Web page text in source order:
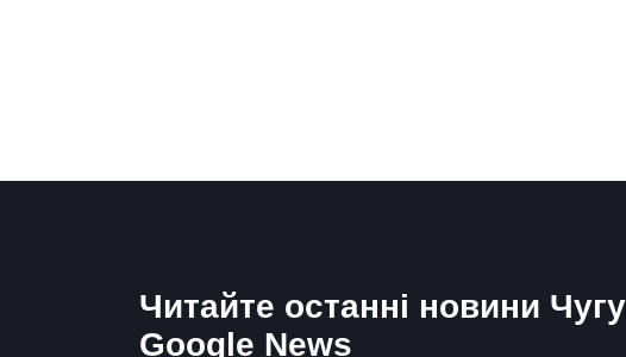
Читайте останні новини
Google News